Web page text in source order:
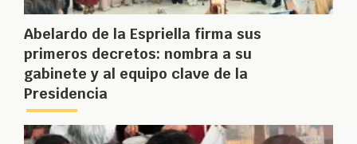
Abelardo de la Espriella firma sus
primeros decretos: nombra a su
gabinete y al equipo clave de la
Presidencia